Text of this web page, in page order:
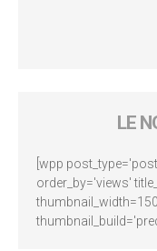
LE
[wpp
order_by='views'